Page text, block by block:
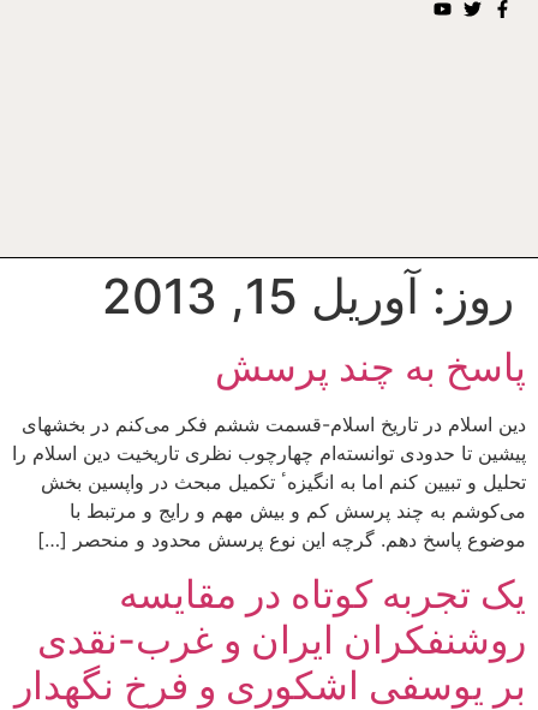
روز: آوریل 15, 2013
پاسخ به چند پرسش
دین اسلام در تاریخ اسلام-قسمت ششم فکر می‌کنم در بخشهای
پیشین تا حدودی توانسته‌ام چهارچوب نظری تاریخیت دین اسلام را
تحلیل و تبیین کنم اما به انگیزهٴ تکمیل مبحث در واپسین بخش
می‌کوشم به چند پرسش کم و بیش مهم و رایج و مرتبط با
موضوع پاسخ دهم. گرچه این نوع پرسش محدود و منحصر […]
یک تجربه کوتاه در مقایسه
روشنفکران ایران و غرب-نقدی
بر یوسفی اشکوری و فرخ نگهدار